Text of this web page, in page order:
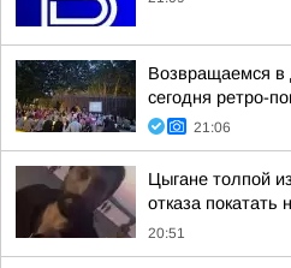
Возвращаемся в
сегодня ретро-
21:06
Цыгане толпой
отказа покатать
20:51